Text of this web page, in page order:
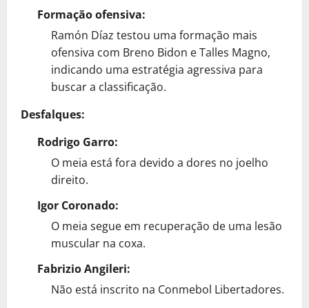
Formação ofensiva:
Ramón Díaz testou uma formação mais
ofensiva com Breno Bidon e Talles Magno,
indicando uma estratégia agressiva para
buscar a classificação.
Desfalques:
Rodrigo Garro:
O meia está fora devido a dores no joelho
direito.
Igor Coronado:
O meia segue em recuperação de uma lesão
muscular na coxa.
Fabrizio Angileri:
Não está inscrito na Conmebol Libertadores.